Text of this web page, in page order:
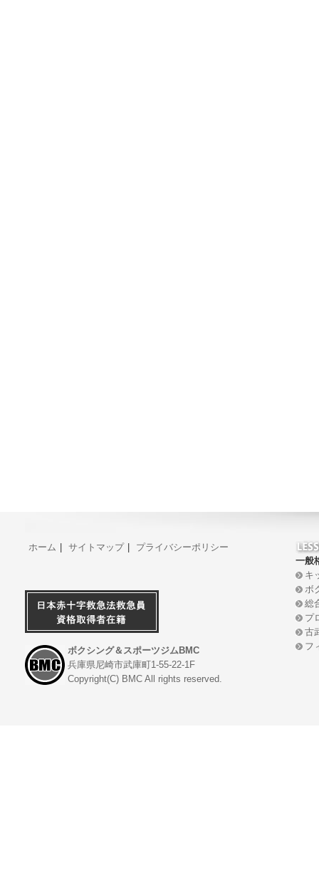
ホーム サイトマップ プライバシーポリシー
ボクシング＆スポーツジムBMC
兵庫県尼崎市武庫町1-55-22-1F
Copyright(C) BMC All rights reserved.
一般
キ
ボ
総
プ
古
フ